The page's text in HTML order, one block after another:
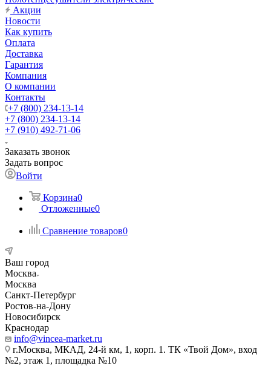
Акции
Новости
Как купить
Оплата
Доставка
Гарантия
Компания
О компании
Контакты
+7 (800) 234-13-14
+7 (800) 234-13-14
+7 (910) 492-71-06
Заказать звонок
Задать вопрос
Войти
Корзина0
Отложенные0
Сравнение товаров0
Ваш город
Москва
Москва
Санкт-Петербург
Ростов-на-Дону
Новосибирск
Краснодар
info@vincea-market.ru
г.Москва, МКАД, 24-й км, 1, корп. 1. ТК «Твой Дом», вход
№2, этаж 1, площадка №10